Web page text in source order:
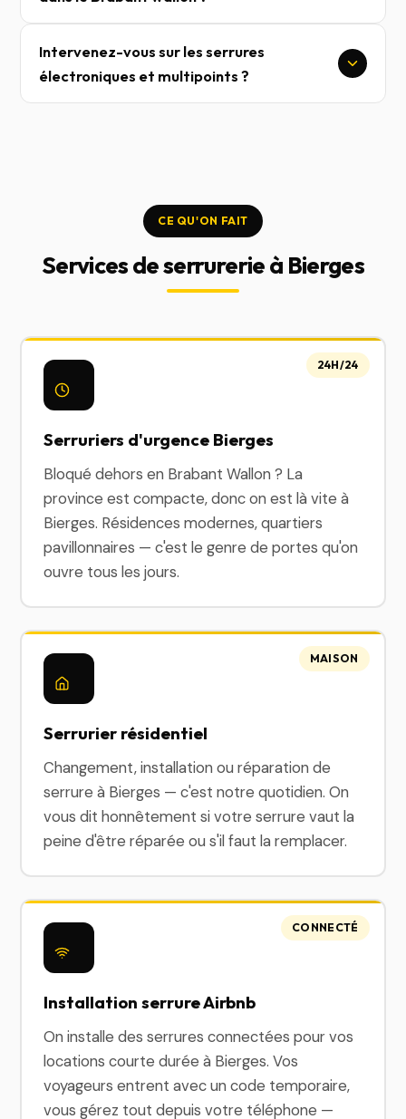
Intervenez-vous sur les serrures
électroniques et multipoints ?
CE QU'ON FAIT
Services de serrurerie à Bierges
Serruriers d'urgence Bierges
Bloqué dehors en Brabant Wallon ? La
province est compacte, donc on est là vite à
Bierges. Résidences modernes, quartiers
pavillonnaires — c'est le genre de portes qu'on
ouvre tous les jours.
24H/24
Serrurier résidentiel
Changement, installation ou réparation de
serrure à Bierges — c'est notre quotidien. On
vous dit honnêtement si votre serrure vaut la
peine d'être réparée ou s'il faut la remplacer.
MAISON
Installation serrure Airbnb
On installe des serrures connectées pour vos
locations courte durée à Bierges. Vos
voyageurs entrent avec un code temporaire,
vous gérez tout depuis votre téléphone —
CONNECTÉ